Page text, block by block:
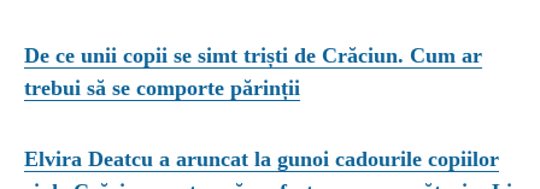
De ce unii copii se simt triști de Crăciun. Cum ar
trebui să se comporte părinții
Elvira Deatcu a aruncat la gunoi cadourile copiilor